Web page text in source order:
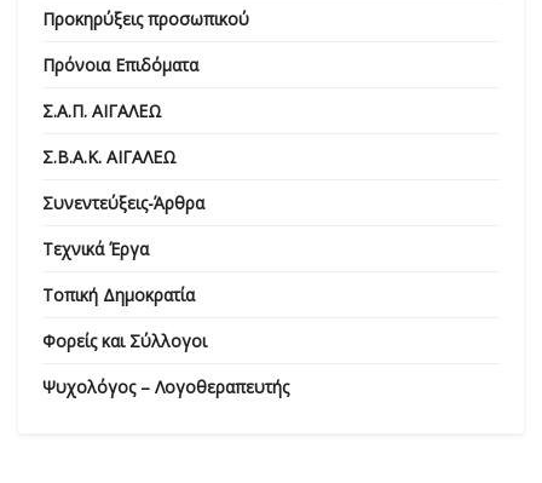
Προκηρύξεις προσωπικού
Πρόνοια Επιδόματα
Σ.Α.Π. ΑΙΓΑΛΕΩ
Σ.Β.Α.Κ. ΑΙΓΑΛΕΩ
Συνεντεύξεις-Άρθρα
Τεχνικά Έργα
Τοπική Δημοκρατία
Φορείς και Σύλλογοι
Ψυχολόγος – Λογοθεραπευτής